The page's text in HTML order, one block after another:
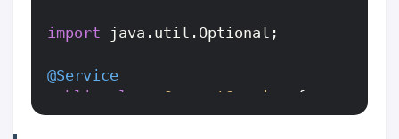
import java.util.Optional;
@Service
public
class CommentService
{
@Autowired